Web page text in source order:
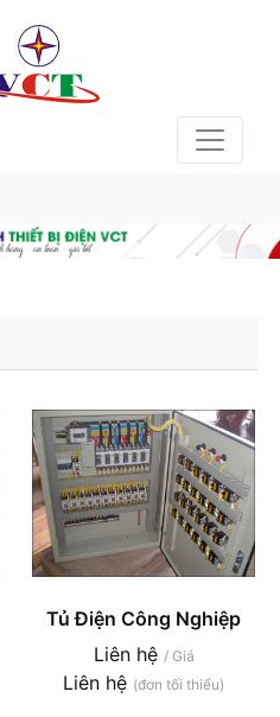
Tủ Điện Công Nghiệp
Liên hệ / Giá
Liên hệ (đơn tối thiểu)